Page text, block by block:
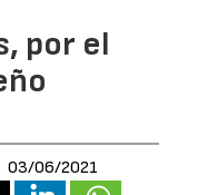
por el
03/06/2021